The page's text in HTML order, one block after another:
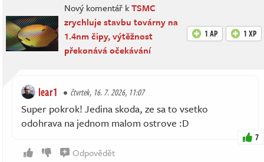
Nový komentář kTSMC
zrychluje stavbu továrny na
1.4nm čipy, výtěžnost
překonává očekávání
1 AP 1 XP
lear1 čtvrtek, 16. 7. 2026, 11:07
Super pokrok! Jedina skoda, ze sa to vsetko
odohrava na jednom malom ostrove :D
7
Odpovědět